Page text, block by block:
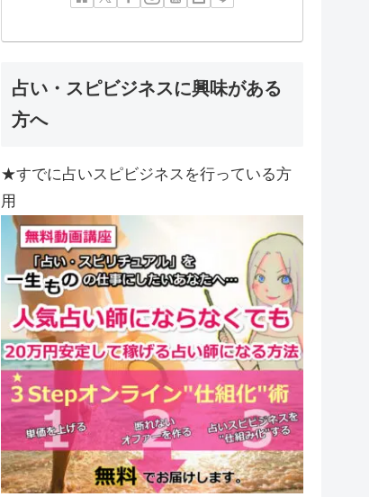
占い・スピビジネスに興味がある
方へ
★すでに占いスピビジネスを行っている方
用